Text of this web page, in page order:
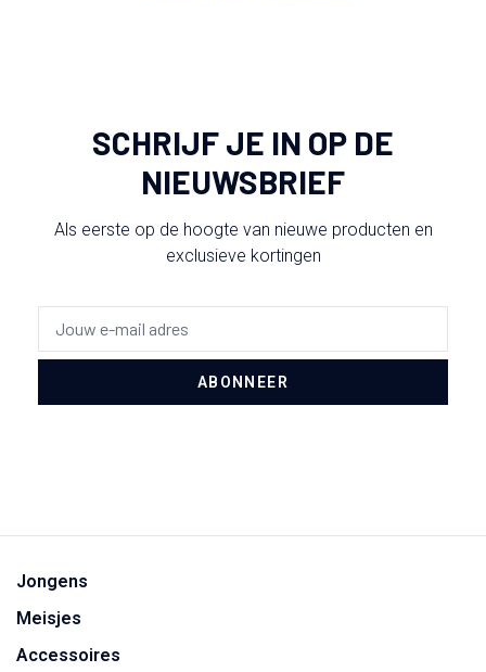
SCHRIJF JE IN OP DE
NIEUWSBRIEF
Als eerste op de hoogte van nieuwe producten en
exclusieve kortingen
ABONNEER
Jongens
Meisjes
Accessoires